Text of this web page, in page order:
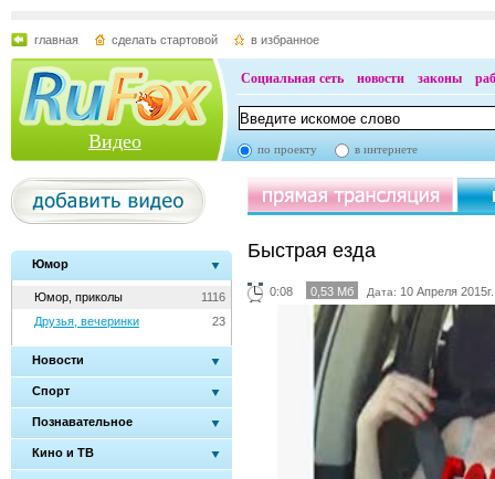
главная сделать стартовой в избранное
Видео
Социальная сеть новости законы
по проекту в интернете
Юмор
1116
Юмор, приколы
23
Друзья, вечеринки
Новости
Спорт
Познавательное
Кино и ТВ
Быстрая езда
0:08 0,53 Мб Дата: 10 Апреля 2015г.